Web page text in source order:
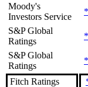
Moody's
Investors Service
S&P Global
Ratings
S&P Global
Ratings
Fitch Ratings